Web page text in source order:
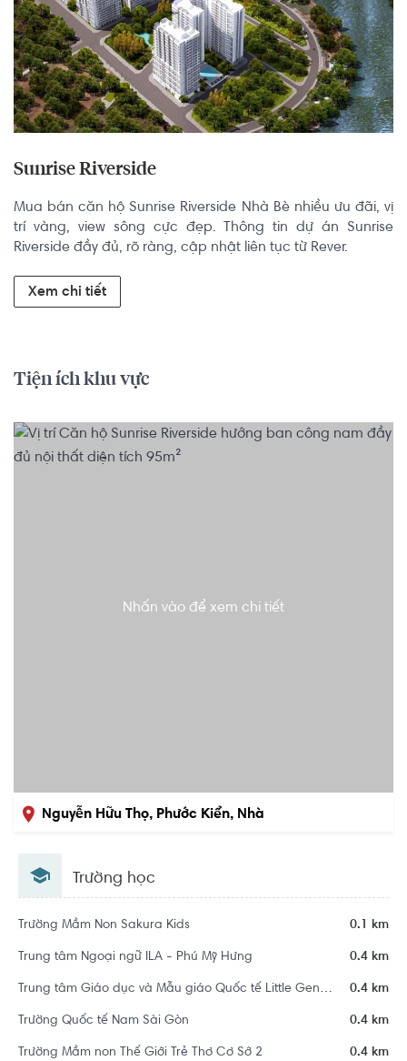
Sunrise Riverside
Mua bán căn hộ Sunrise Riverside Nhà Bè nhiều ưu đãi, vị
trí vàng, view sông cực đẹp. Thông tin dự án Sunrise
Riverside đầy đủ, rõ ràng, cập nhật liên tục từ Rever.
Xem chi tiết
Tiện ích khu vực
Nhấn vào để xem chi tiết
Nguyễn Hữu Thọ, Phước Kiển, Nhà
Trường học
Trường Mầm Non Sakura Kids 0.1 km
Trung tâm Ngoại ngữ ILA - Phú Mỹ Hưng 0.4 km
Trung tâm Giáo dục và Mẫu giáo Quốc tế Little Genius 0.4 km
Trường Quốc tế Nam Sài Gòn 0.4 km
Trường Mầm non Thế Giới Trẻ Thơ Cơ Sở 2 0.4 km